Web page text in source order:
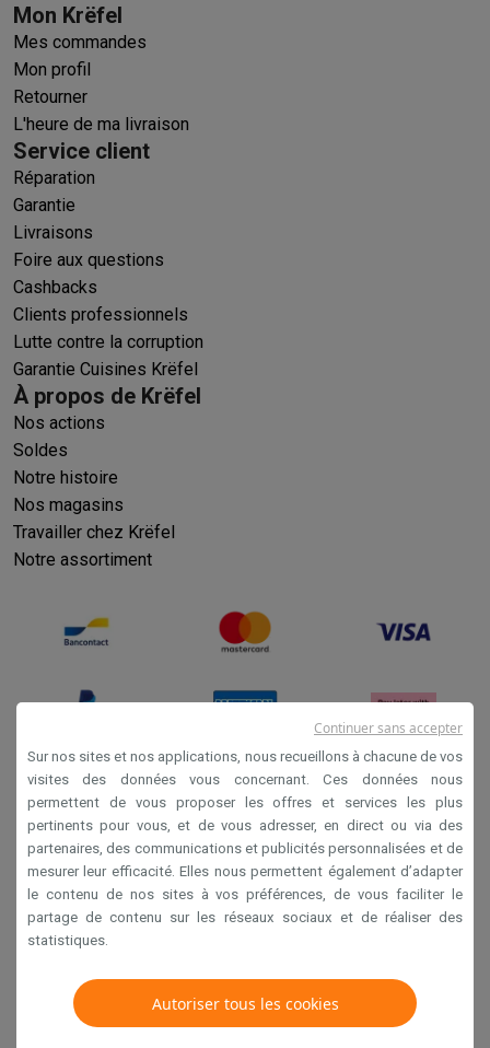
Mon Krëfel
Mes commandes
Mon profil
Retourner
L'heure de ma livraison
Service client
Réparation
Garantie
Livraisons
Foire aux questions
Cashbacks
Clients professionnels
Lutte contre la corruption
Garantie Cuisines Krëfel
À propos de Krëfel
Nos actions
Soldes
Notre histoire
Nos magasins
Travailler chez Krëfel
Notre assortiment
Conditions générales de vente
Privacy
Disclaimer
Cookies
Krëfel NV - Steenstraat 44 - Industriezone 4 "T Sas",
1851 Humbeek, België
TVA BE 0400.673.544
Sur nos sites et nos applications, nous recueillons à chacune de vos
visites des données vous concernant. Ces données nous
permettent de vous proposer les offres et services les plus
pertinents pour vous, et de vous adresser, en direct ou via des
partenaires, des communications et publicités personnalisées et de
mesurer leur efficacité. Elles nous permettent également d’adapter
le contenu de nos sites à vos préférences, de vous faciliter le
partage de contenu sur les réseaux sociaux et de réaliser des
statistiques.
Autoriser tous les cookies
Continuer sans accepter